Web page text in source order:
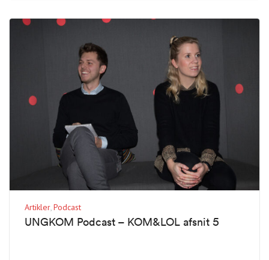
Artikler Podcast
UNGKOM Podcast – KOM&LOL afsnit 5